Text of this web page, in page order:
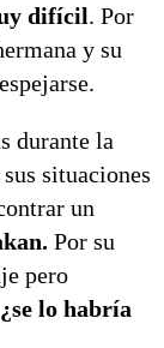
difícil. Por
y su
durante la
situaciones
un
Por su
pero
¿se lo habría